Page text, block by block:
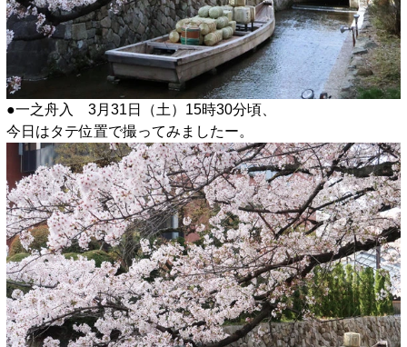
●一之舟入 3月31日（土）15時30分頃、
今日はタテ位置で撮ってみましたー。